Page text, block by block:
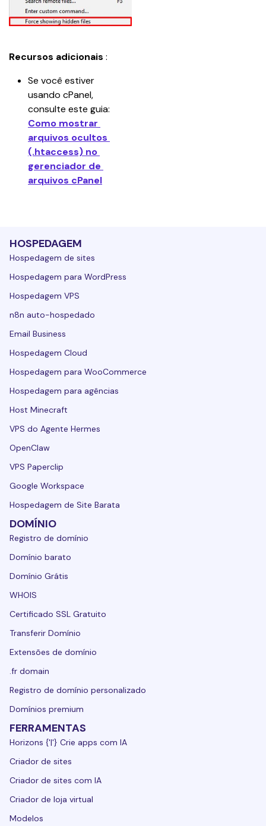
Recursos adicionais :
Se você estiver
usando cPanel,
consulte este guia:
Como mostrar
arquivos ocultos
(.htaccess) no
gerenciador de
arquivos cPanel
HOSPEDAGEM
Hospedagem de sites
Hospedagem para WordPress
Hospedagem VPS
n8n auto-hospedado
Email Business
Hospedagem Cloud
Hospedagem para WooCommerce
Hospedagem para agências
Host Minecraft
VPS do Agente Hermes
OpenClaw
VPS Paperclip
Google Workspace
Hospedagem de Site Barata
DOMÍNIO
Registro de domínio
Domínio barato
Domínio Grátis
WHOIS
Certificado SSL Gratuito
Transferir Domínio
Extensões de domínio
.fr domain
Registro de domínio personalizado
Domínios premium
FERRAMENTAS
Horizons {'|'} Crie apps com IA
Criador de sites
Criador de sites com IA
Criador de loja virtual
Modelos